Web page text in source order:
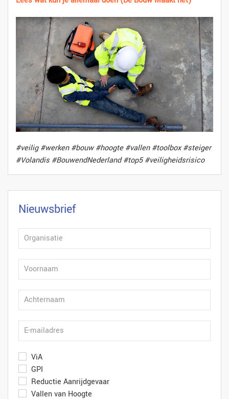
#veilig #werken #bouw #hoogte #vallen #toolbox #steiger
#Volandis #BouwendNederland #top5 #veiligheidsrisico
Nieuwsbrief
ViA
GPI
Reductie Aanrijdgevaar
Vallen van Hoogte